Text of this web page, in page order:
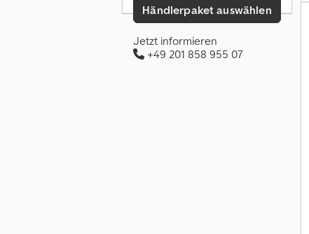
Händlerpaket auswählen
Jetzt informieren
+49 201 858 955 07